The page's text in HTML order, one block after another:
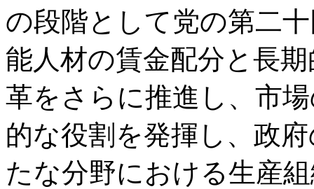
の段階として党の第二
能人材の賃金配分と長
革をさらに推進し、市
的な役割を発揮し、政
たな分野における生産